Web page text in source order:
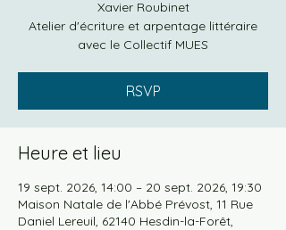
Xavier Roubinet
Atelier d'écriture et arpentage littéraire
avec le Collectif MUES
RSVP
Heure et lieu
19 sept. 2026, 14:00 – 20 sept. 2026, 19:30
Maison Natale de l'Abbé Prévost, 11 Rue
Daniel Lereuil, 62140 Hesdin-la-Forêt,